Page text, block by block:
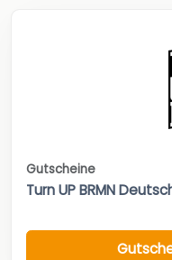
Gutscheine
Turn UP BRMN